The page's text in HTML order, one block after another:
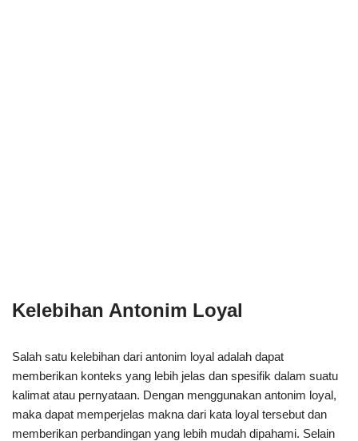
Kelebihan Antonim Loyal
Salah satu kelebihan dari antonim loyal adalah dapat
memberikan konteks yang lebih jelas dan spesifik dalam suatu
kalimat atau pernyataan. Dengan menggunakan antonim loyal,
maka dapat memperjelas makna dari kata loyal tersebut dan
memberikan perbandingan yang lebih mudah dipahami. Selain